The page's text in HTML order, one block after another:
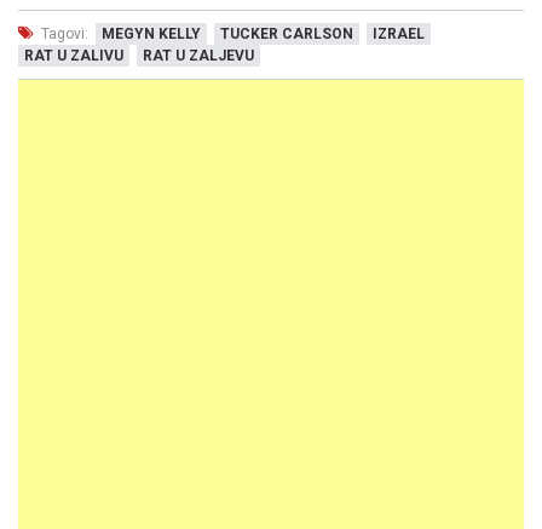
Tagovi: MEGYN KELLY TUCKER CARLSON
IZRAEL
RAT U ZALIVU
RAT U ZALJEVU